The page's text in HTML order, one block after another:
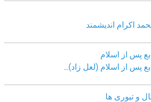
اکرام اندیشمند
پس از اسلام
پس از اسلام (لعل زاد)
و تيوری ها